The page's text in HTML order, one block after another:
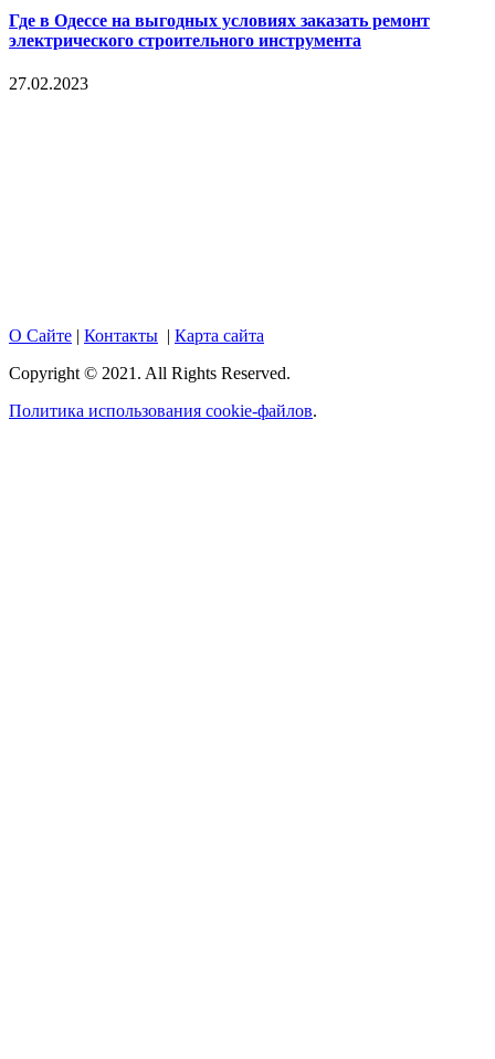
Где в Одессе на выгодных условиях заказать ремонт
электрического строительного инструмента
27.02.2023
О Сайте | Контакты | Карта сайта
Copyright © 2021. All Rights Reserved.
Политика использования cookie-файлов.